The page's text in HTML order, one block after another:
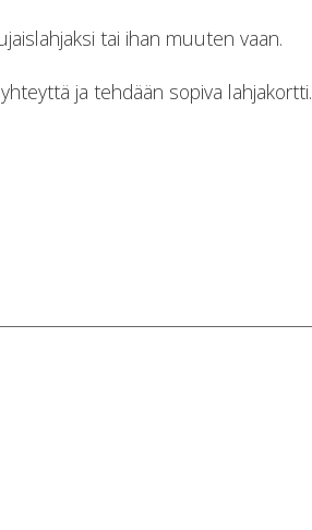
tai ihan muuten vaan.
ja tehdään sopiva lahjakortti.